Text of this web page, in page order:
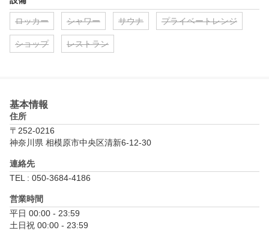
ロッカー シャワー サウナ プライベートレンジ
ショップ レストラン
基本情報
住所
〒252-0216
神奈川県 相模原市中央区清新6-12-30
連絡先
TEL : 050-3684-4186
営業時間
平日 00:00 - 23:59
土日祝 00:00 - 23:59